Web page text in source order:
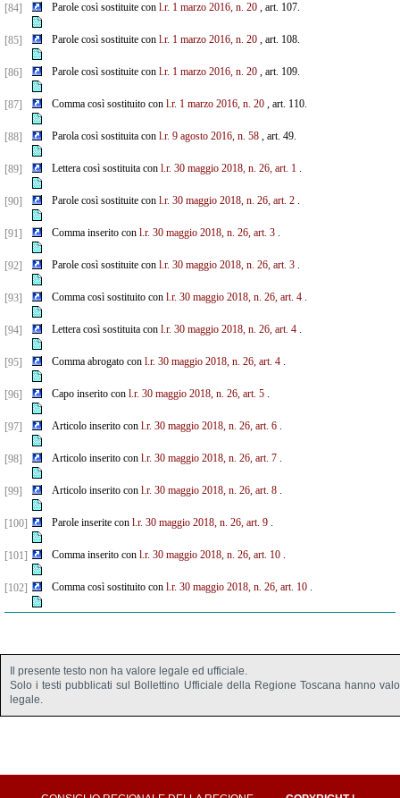
[84] Parole così sostituite con l.r. 1 marzo 2016, n. 20, art. 107.
[85] Parole così sostituite con l.r. 1 marzo 2016, n. 20, art. 108.
[86] Parole così sostituite con l.r. 1 marzo 2016, n. 20, art. 109.
[87] Comma così sostituito con l.r. 1 marzo 2016, n. 20, art. 110.
[88] Parola così sostituita con l.r. 9 agosto 2016, n. 58, art. 49.
[89] Lettera così sostituita con l.r. 30 maggio 2018, n. 26, art. 1.
[90] Parole così sostituite con l.r. 30 maggio 2018, n. 26, art. 2.
[91] Comma inserito con l.r. 30 maggio 2018, n. 26, art. 3.
[92] Parole così sostituite con l.r. 30 maggio 2018, n. 26, art. 3.
[93] Comma così sostituito con l.r. 30 maggio 2018, n. 26, art. 4.
[94] Lettera così sostituita con l.r. 30 maggio 2018, n. 26, art. 4.
[95] Comma abrogato con l.r. 30 maggio 2018, n. 26, art. 4.
[96] Capo inserito con l.r. 30 maggio 2018, n. 26, art. 5.
[97] Articolo inserito con l.r. 30 maggio 2018, n. 26, art. 6.
[98] Articolo inserito con l.r. 30 maggio 2018, n. 26, art. 7.
[99] Articolo inserito con l.r. 30 maggio 2018, n. 26, art. 8.
[100] Parole inserite con l.r. 30 maggio 2018, n. 26, art. 9.
[101] Comma inserito con l.r. 30 maggio 2018, n. 26, art. 10.
[102] Comma così sostituito con l.r. 30 maggio 2018, n. 26, art. 10.
Il presente testo non ha valore legale ed ufficiale.
Solo i testi pubblicati sul Bollettino Ufficiale della Regione Toscana hanno
legale.